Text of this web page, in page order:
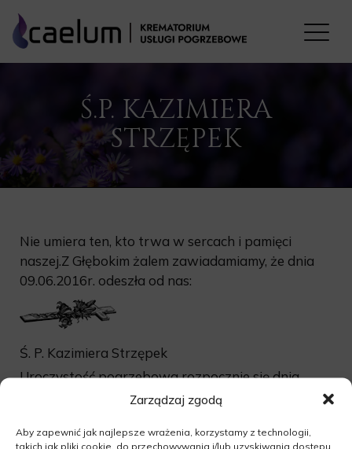
Zarządzaj zgodą
Aby zapewnić jak najlepsze wrażenia, korzystamy z technologii,
takich jak pliki cookie, do przechowywania i/lub uzyskiwania dostępu
Ś.P. KAZIMIERA
STRZĘPEK
Nie umiera ten, kto trwa w sercach i pamięci
naszej.Z Głębokim żalem zawiadamiamy, że dnia
09.06.2016r. odeszła od nas:
Ś. P. Kazimiera Strzępek
Uroczystość pogrzebowa rozpocznie się dnia
11.06.2016r. o godz. 11:30 wspólną modlitwą
odbędzie się msza święta o godz. 12:00, po której